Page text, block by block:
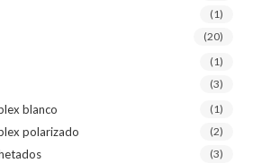
(1)
(20)
(1)
(3)
blanco (1)
polarizado (2)
(3)